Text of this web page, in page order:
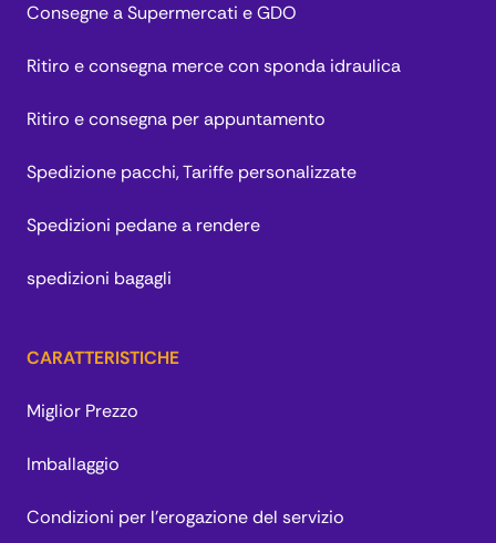
Consegne a Supermercati e GDO
Ritiro e consegna merce con sponda idraulica
Ritiro e consegna per appuntamento
Spedizione pacchi, Tariffe personalizzate
Spedizioni pedane a rendere
spedizioni bagagli
CARATTERISTICHE
Miglior Prezzo
Imballaggio
Condizioni per l’erogazione del servizio